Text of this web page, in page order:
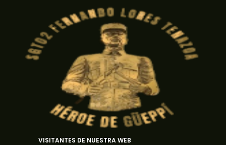
VISITANTES DE NUESTRA WEB